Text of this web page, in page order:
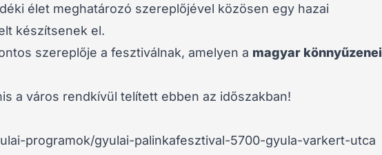
élet meghatározó szereplőjével közösen egy hazai
készítsenek el.
szereplője a fesztiválnak, amelyen a magyar könnyűzenei
a város rendkívül telített ebben az időszakban!
programok/gyulai-palinkafesztival-5700-gyula-varkert-utca